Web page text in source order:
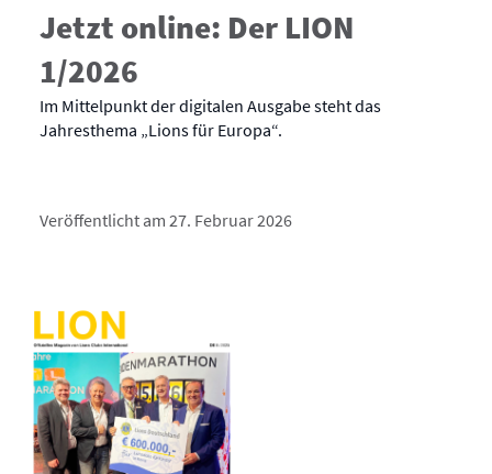
Jetzt online: Der LION
1/2026
Im Mittelpunkt der digitalen Ausgabe steht das
Jahresthema „Lions für Europa“.
Veröffentlicht am 27. Februar 2026